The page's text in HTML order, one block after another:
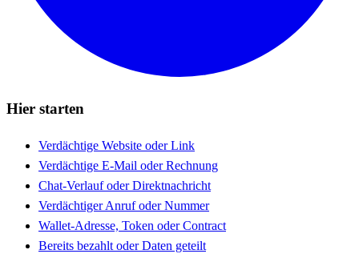
Hier starten
Verdächtige Website oder Link
Verdächtige E-Mail oder Rechnung
Chat-Verlauf oder Direktnachricht
Verdächtiger Anruf oder Nummer
Wallet-Adresse, Token oder Contract
Bereits bezahlt oder Daten geteilt